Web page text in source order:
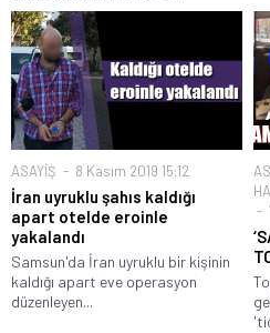
ASAYİŞ 8 Kasım 2019 15:12
İran uyruklu şahıs kaldığı
apart otelde eroinle
yakalandı
Samsun'da İran uyruklu bir kişinin
kaldığı apart eve operasyon
düzenleyen...